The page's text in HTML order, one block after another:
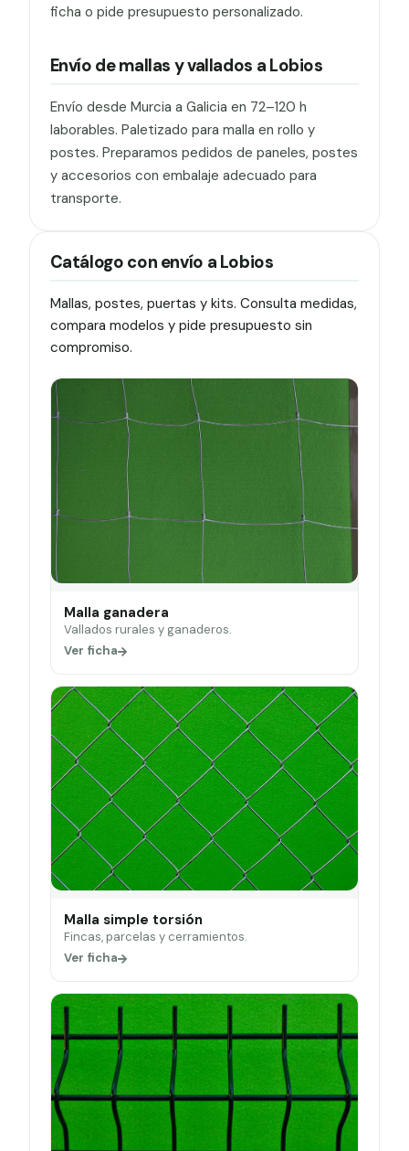
ficha o pide presupuesto personalizado.
Envío de mallas y vallados a Lobios
Envío desde Murcia a Galicia en 72–120 h
laborables. Paletizado para malla en rollo y
postes. Preparamos pedidos de paneles, postes
y accesorios con embalaje adecuado para
transporte.
Catálogo con envío a Lobios
Mallas, postes, puertas y kits. Consulta medidas,
compara modelos y pide presupuesto sin
compromiso.
Malla ganadera
Vallados rurales y ganaderos.
Ver ficha
Malla simple torsión
Fincas, parcelas y cerramientos.
Ver ficha